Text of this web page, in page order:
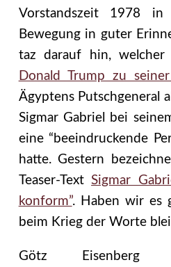
Vorstandszeit 1978 in
Bewegung in guter
taz darauf hin, welcher
Donald Trump zu
Ägyptens Putschgeneral
Sigmar Gabriel bei
eine “beeindruckende
hatte. Gestern
Teaser-TextSigmar
konform”. Haben wir es
beim Krieg der Worte
Götz Eisenberg